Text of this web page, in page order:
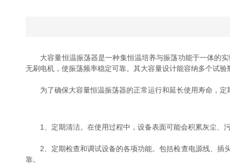
大容量恒温振荡器是一种集恒温培养与振荡功能于一体的实
无刷电机，使振荡频率稳定可靠。其大容量设计能容纳多个试
为了确保大容量恒温振荡器的正常运行和延长使用寿命，定
1、定期清洁。在使用过程中，设备表面可能会积累灰尘、
2、定期检查和调试设备的各项功能。包括检查电源线、插
靠。